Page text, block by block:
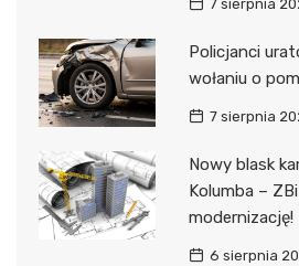
7 sierpnia
Policjanci
wołaniu o
7 sierpnia
Nowy blask
Kolumba –
modernizację!
6 sierpnia